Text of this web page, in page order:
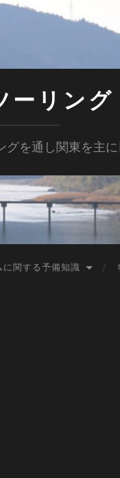
ーリング
を通し関東を主
に関する予備知識